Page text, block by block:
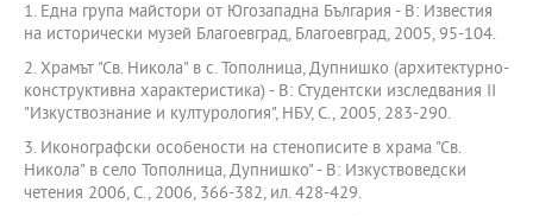
1. Една група майстори от Югозападна България - В: Известия
на исторически музей Благоевград, Благоевград, 2005, 95-104.
2. Храмът "Св. Никола" в с. Тополница, Дупнишко (архитектурно-
конструктивна характеристика) - В: Студентски изследвания ІІ
"Изкуствознание и културология", НБУ, С., 2005, 283-290.
3. Иконографски особености на стенописите в храма "Св.
Никола" в село Тополница, Дупнишко" - В: Изкуствоведски
четения 2006, С., 2006, 366-382, ил. 428-429.